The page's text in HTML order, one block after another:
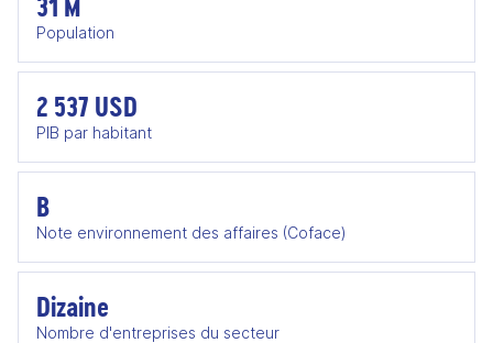
Population
2 537 USD
PIB par habitant
B
Note environnement des affaires (Coface)
Dizaine
Nombre d'entreprises du secteur